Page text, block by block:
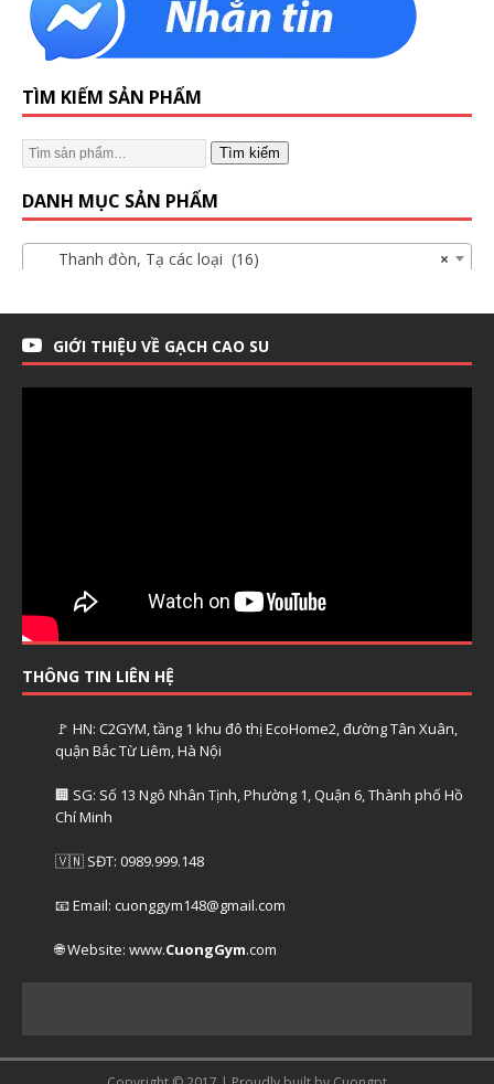
TÌM KIẾM SẢN PHẨM
Tìm kiếm
DANH MỤC SẢN PHẨM
×
Thanh đòn, Tạ các loại (16)
GIỚI THIỆU VỀ GẠCH CAO SU
THÔNG TIN LIÊN HỆ
🚩 HN: C2GYM, tầng 1 khu đô thị EcoHome2, đường Tân Xuân,
quận Bắc Từ Liêm, Hà Nội
🏢 SG: Số 13 Ngô Nhân Tịnh, Phường 1, Quận 6, Thành phố Hồ
Chí Minh
🇻🇳 SĐT: 0989.999.148
📧 Email: cuonggym148@gmail.com
🌐 Website: www.CuongGym.com